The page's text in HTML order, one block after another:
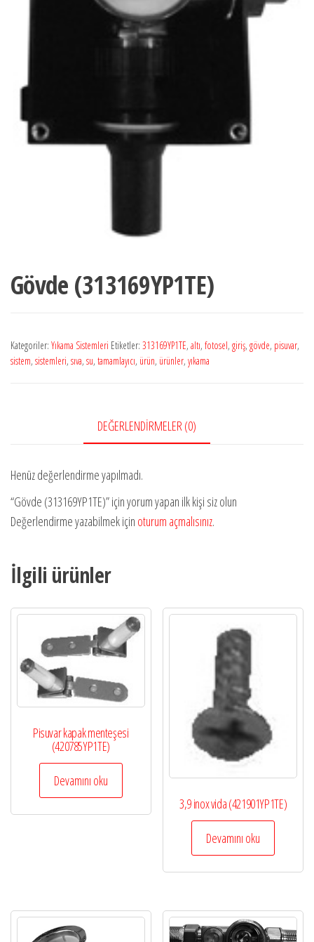
Gövde (313169YP1TE)
Kategoriler: Yıkama Sistemleri Etiketler: 313169YP1TE, altı, fotosel, giriş, gövde, pisuvar,
sistem, sistemleri, sıva, su, tamamlayıcı, ürün, ürünler, yıkama
DEĞERLENDIRMELER (0)
Henüz değerlendirme yapılmadı.
“Gövde (313169YP1TE)” için yorum yapan ilk kişi siz olun
Değerlendirme yazabilmek için oturum açmalısınız.
İlgili ürünler
Pisuvar kapak menteşesi
(420785YP1TE)
Devamını oku
3,9 inox vida (421901YP1TE)
Devamını oku